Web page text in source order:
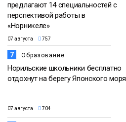
предлагают 14 специальностей с
перспективой работы в
«Норникеле»
07 августа 757
7 Образование
Норильские школьники бесплатно
отдохнут на берегу Японского моря
07 августа 704